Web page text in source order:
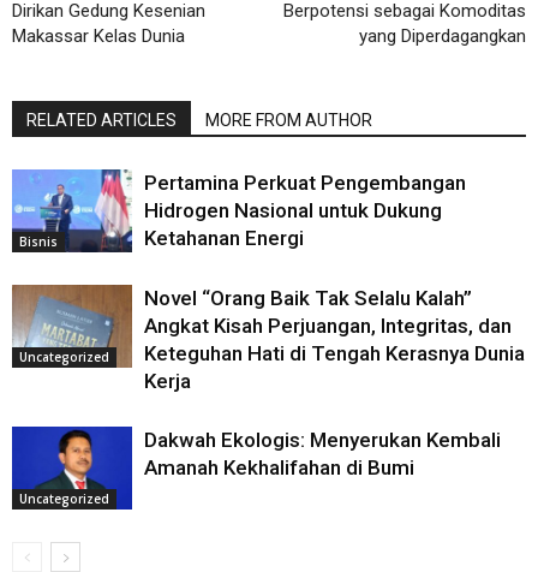
Dirikan Gedung Kesenian
Makassar Kelas Dunia
Berpotensi sebagai Komoditas
yang Diperdagangkan
RELATED ARTICLES MORE FROM AUTHOR
Bisnis
Pertamina Perkuat Pengembangan
Hidrogen Nasional untuk Dukung
Ketahanan Energi
Uncategorized
Novel “Orang Baik Tak Selalu Kalah”
Angkat Kisah Perjuangan, Integritas, dan
Keteguhan Hati di Tengah Kerasnya Dunia
Kerja
Uncategorized
Dakwah Ekologis: Menyerukan Kembali
Amanah Kekhalifahan di Bumi